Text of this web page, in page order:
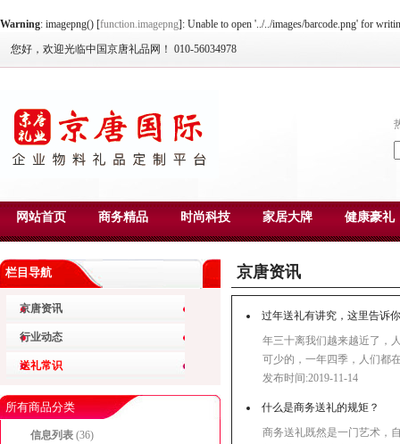
Warning: imagepng() [function.imagepng]: Unable to open '../../images/barcode.png' for
您好，欢迎光临中国京唐礼品网！ 010-56034978
网站首页 商务精品 时尚科技 家居大牌 健康豪礼
栏目导航
京唐资讯
行业动态
送礼常识
所有商品分类
信息列表 (36)
京唐资讯
过年送礼有讲究，这里告诉
年三十离我们越来越近了，
可少的，一年四季，人们都
发布时间:2019-11-14
什么是商务送礼的规矩？
商务送礼既然是一门艺术，